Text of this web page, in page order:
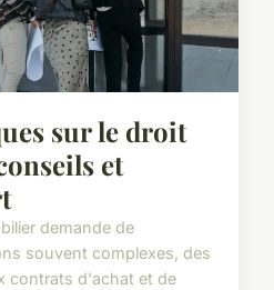
sur le droit
et
demande de
souvent complexes, des
contrats d'achat et de